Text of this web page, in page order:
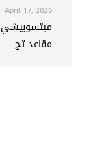
April 17, 2026
مقاعد تج...